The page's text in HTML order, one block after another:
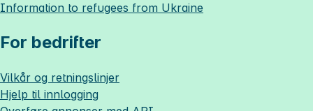
Information to refugees from Ukraine
For bedrifter
Vilkår og retningslinjer
Hjelp til innlogging